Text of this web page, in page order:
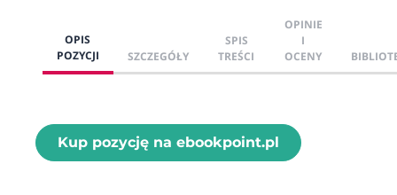
OPIS
POZYCJI
SZCZEGÓŁY
SPIS
TREŚCI
OPINIE
I
OCENY
Kup pozycję na ebookpoint.pl